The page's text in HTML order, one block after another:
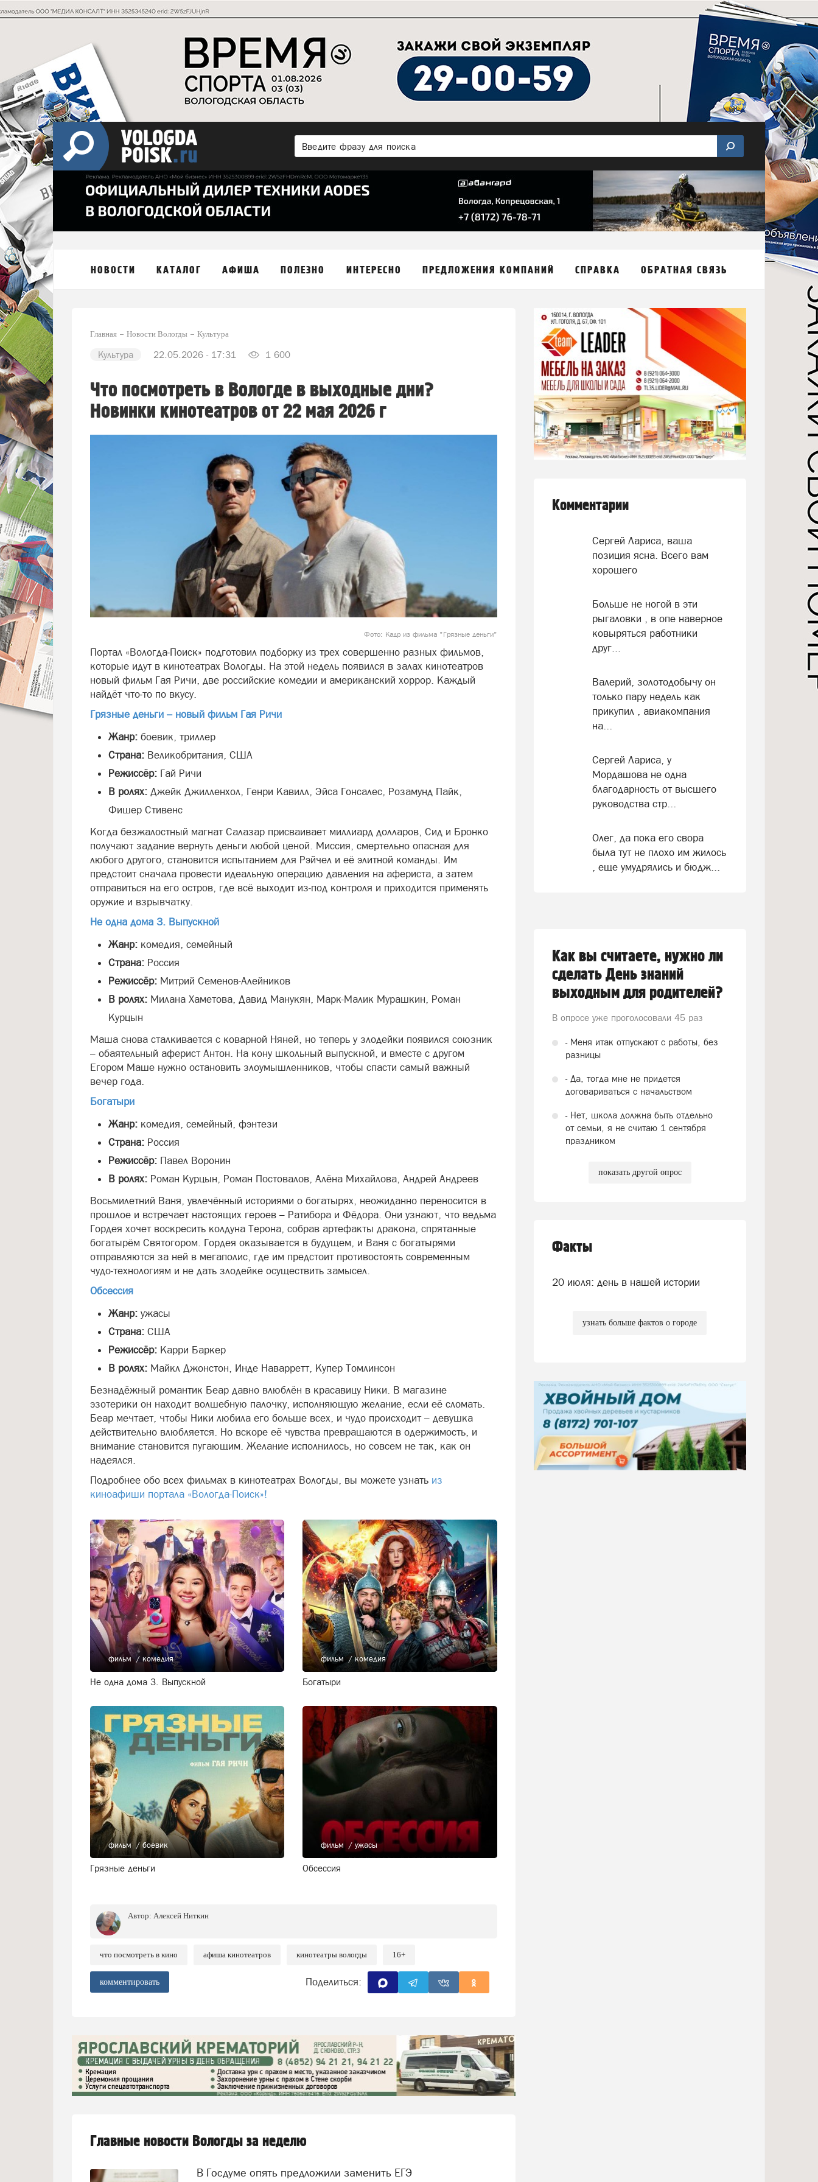
НОВОСТИ КАТАЛОГ АФИША ПОЛЕЗНО ИНТЕРЕСНО ПРЕДЛОЖЕНИЯ КОМПАНИЙ СПРАВКА ОБРАТНАЯ СВЯЗЬ
Главная Новости Вологды Культура
Культура 22.05.2026 - 17:31 1 600
Что посмотреть в Вологде в выходные дни?
Новинки кинотеатров от 22 мая 2026 г
Фото: Кадр из фильма "Грязные деньги"
Портал «Вологда‑Поиск» подготовил подборку из трех совершенно разных фильмов,
которые идут в кинотеатрах Вологды. На этой недель появился в залах кинотеатров
новый фильм Гая Ричи, две российские комедии и американский хоррор. Каждый
найдёт что‑то по вкусу.
Грязные деньги – новый фильм Гая Ричи
Жанр: боевик, триллер
Страна: Великобритания, США
Режиссёр: Гай Ричи
В ролях: Джейк Джилленхол, Генри Кавилл, Эйса Гонсалес, Розамунд Пайк,
Фишер Стивенс
Когда безжалостный магнат Салазар присваивает миллиард долларов, Сид и Бронко
получают задание вернуть деньги любой ценой. Миссия, смертельно опасная для
любого другого, становится испытанием для Рэйчел и её элитной команды. Им
предстоит сначала провести идеальную операцию давления на афериста, а затем
отправиться на его остров, где всё выходит из‑под контроля и приходится применять
оружие и взрывчатку.
Не одна дома 3. Выпускной
Жанр: комедия, семейный
Страна: Россия
Режиссёр: Митрий Семенов-Алейников
В ролях: Милана Хаметова, Давид Манукян, Марк-Малик Мурашкин, Роман
Курцын
Маша снова сталкивается с коварной Няней, но теперь у злодейки появился союзник
– обаятельный аферист Антон. На кону школьный выпускной, и вместе с другом
Егором Маше нужно остановить злоумышленников, чтобы спасти самый важный
вечер года.
Богатыри
Жанр: комедия, семейный, фэнтези
Страна: Россия
Режиссёр: Павел Воронин
В ролях: Роман Курцын, Роман Постовалов, Алёна Михайлова, Андрей Андреев
Восьмилетний Ваня, увлечённый историями о богатырях, неожиданно переносится в
прошлое и встречает настоящих героев – Ратибора и Фёдора. Они узнают, что ведьма
Гордея хочет воскресить колдуна Терона, собрав артефакты дракона, спрятанные
богатырём Святогором. Гордея оказывается в будущем, и Ваня с богатырями
отправляются за ней в мегаполис, где им предстоит противостоять современным
чудо‑технологиям и не дать злодейке осуществить замысел.
Обсессия
Жанр: ужасы
Страна: США
Режиссёр: Карри Баркер
В ролях: Майкл Джонстон, Инде Наварретт, Купер Томлинсон
Безнадёжный романтик Беар давно влюблён в красавицу Ники. В магазине
эзотерики он находит волшебную палочку, исполняющую желание, если её сломать.
Беар мечтает, чтобы Ники любила его больше всех, и чудо происходит – девушка
действительно влюбляется. Но вскоре её чувства превращаются в одержимость, и
внимание становится пугающим. Желание исполнилось, но совсем не так, как он
надеялся.
Подробнее обо всех фильмах в кинотеатрах Вологды, вы можете узнать из
киноафиши портала «Вологда-Поиск»!
фильм комедия
Не одна дома 3. Выпускной
фильм комедия
Богатыри
фильм боевик
Грязные деньги
фильм ужасы
Обсессия
Автор: Алексей Ниткин
что посмотреть в кино афиша кинотеатров кинотеатры вологды 16+
комментировать Поделиться:
Главные новости Вологды за неделю
В Госдуме опять предложили заменить ЕГЭ
Комментарии
Сергей Лариса, ваша
позиция ясна. Всего вам
хорошего
Больше не ногой в эти
рыгаловки , в опе наверное
ковыряться работники
друг...
Валерий, золотодобычу он
только пару недель как
прикупил , авиакомпания
на...
Сергей Лариса, у
Мордашова не одна
благодарность от высшего
руководства стр...
Олег, да пока его свора
была тут не плохо им жилось
, еще умудрялись и бюдж...
Как вы считаете, нужно ли
сделать День знаний
выходным для родителей?
В опросе уже проголосовали 45 раз
- Меня итак отпускают с работы, без
разницы
- Да, тогда мне не придется
договариваться с начальством
- Нет, школа должна быть отдельно
от семьи, я не считаю 1 сентября
праздником
показать другой опрос
Факты
20 июля: день в нашей истории
узнать больше фактов о городе